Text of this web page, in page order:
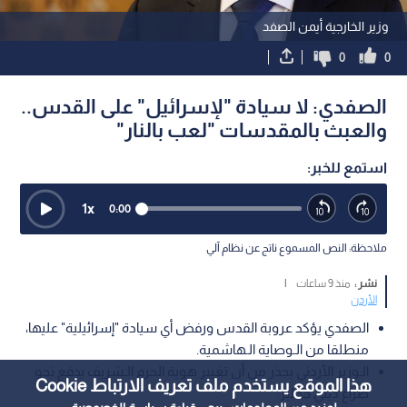
هذا الموقع يستخدم ملف تعريف الارتباط Cookie
وزير الخارجية أيمن الصفد
0
0
الصفدي: لا سيادة "لإسرائيل" على القدس..
والعبث بالمقدسات "لعب بالنار"
استمع للخبر:
0:00
1x
ملاحظة: النص المسموع ناتج عن نظام آلي
نشر : منذ 9 ساعات
|
الأردن
الصفدي يؤكد عروبة القدس ورفض أي سيادة "إسرائيلية" عليها،
منطلقا من الـوصاية الـهاشمية.
صراع ديني خطير.